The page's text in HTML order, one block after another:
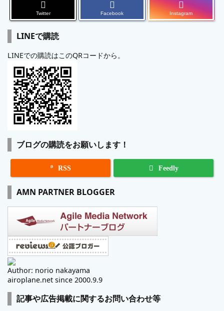
Twitter Facebook Instagram
LINEで購読
LINEでの購読はこのQRコードから。
ブログの購読をお願いします！
 RSS Feedly
AMN PARTNER BLOGGER
Author: norio nakayama
airoplane.net since 2000.9.9
記事や広告掲載に関するお問い合わせ等